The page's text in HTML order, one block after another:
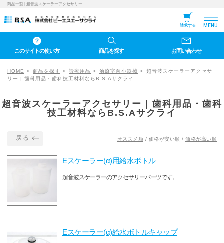
商品一覧 | 超音波スケーラーアクセサリー
請求する MENU
このサイトの使い方 商品を探す お問い合わせ
HOME 商品を探す 診療用品 治療室向小器械
超音波スケーラーアクセサ
リー | 歯科用品・歯科技工材料ならB.S.Aサクライ
超音波スケーラーアクセサリー | 歯科用品・歯科
技工材料ならB.S.Aサクライ
戻る オススメ順 / 価格が安い順 / 価格が高い順
Eスケーラー(α)用給水ボトル
超音波スケーラーのアクセサリーパーツです。
Eスケーラー(α)給水ボトルキャップ